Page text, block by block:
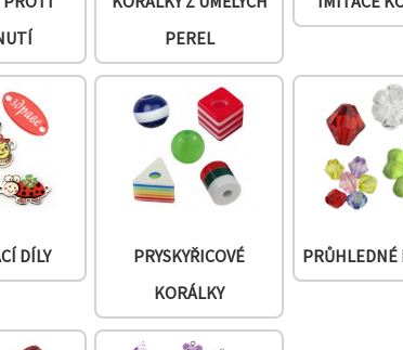
PEREL
DÍLY
PRYSKYŘICOVÉ
KORÁLKY
PRŮHLEDNÉ